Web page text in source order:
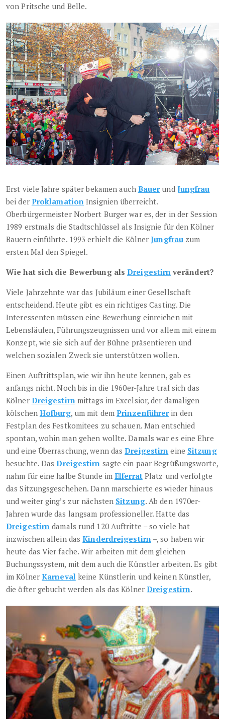
von Pritsche und Belle.
Erst viele Jahre später bekamen auch Bauerund Jungfrau
bei der Proklamation Insignien überreicht.
Oberbürgermeister Norbert Burger war es, der in der Session
1989 erstmals die Stadtschlüssel als Insignie für den Kölner
Bauern einführte. 1993 erhielt die KölnerJungfrau zum
ersten Mal den Spiegel.
Wie hat sich die Bewerbung alsDreigestirn verändert?
Viele Jahrzehnte war das Jubiläum einer Gesellschaft
entscheidend. Heute gibt es ein richtiges Casting. Die
Interessenten müssen eine Bewerbung einreichen mit
Lebensläufen, Führungszeugnissen und vor allem mit einem
Konzept, wie sie sich auf der Bühne präsentieren und
welchen sozialen Zweck sie unterstützen wollen.
Einen Auftrittsplan, wie wir ihn heute kennen, gab es
anfangs nicht. Noch bis in die 1960er-Jahre traf sich das
Kölner Dreigestirn mittags im Excelsior, der damaligen
kölschen Hofburg, um mit dem Prinzenführerin den
Festplan des Festkomitees zu schauen. Man entschied
spontan, wohin man gehen wollte. Damals war es eine Ehre
und eine Überraschung, wenn dasDreigestirn eine Sitzung
besuchte. DasDreigestirn sagte ein paar Begrüßungsworte,
nahm für eine halbe Stunde imElferratPlatz und verfolgte
das Sitzungsgeschehen. Dann marschierte es wieder hinaus
und weiter ging’s zur nächsten Sitzung. Ab den 1970er-
Jahren wurde das langsam professioneller. Hatte das
Dreigestirn damals rund 120 Auftritte – so viele hat
inzwischen allein dasKinderdreigestirn –, so haben wir
heute das Vier­ fache. Wir arbeiten mit dem gleichen
Buchungs­system, mit dem auch die Künstler arbeiten. Es gibt
im Kölner Karneval keine Künstlerin und keinen Künstler,
die öfter gebucht werden als das KölnerDreigestirn.